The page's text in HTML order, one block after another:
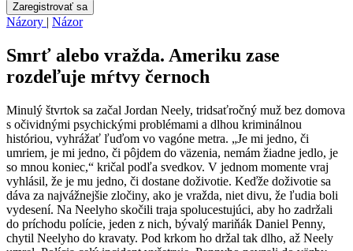
Zaregistrovať sa
Názory | Názor
Smrť alebo vražda. Ameriku zase
rozdeľuje mŕtvy černoch
Minulý štvrtok sa začal Jordan Neely, tridsaťročný muž bez domova
s očividnými psychickými problémami a dlhou kriminálnou
históriou, vyhrážať ľuďom vo vagóne metra. „Je mi jedno, či
umriem, je mi jedno, či pôjdem do väzenia, nemám žiadne jedlo, je
so mnou koniec,“ kričal podľa svedkov. V jednom momente vraj
vyhlásil, že je mu jedno, či dostane doživotie. Keďže doživotie sa
dáva za najvážnejšie zločiny, ako je vražda, niet divu, že ľudia boli
vydesení. Na Neelyho skočili traja spolucestujúci, aby ho zadržali
do príchodu polície, jeden z nich, bývalý mariňák Daniel Penny,
chytil Neelyho do kravaty. Pod krkom ho držal tak dlho, až Neely